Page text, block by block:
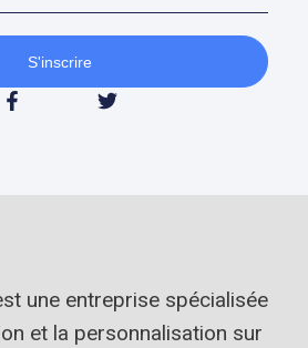
S'inscrire
une entreprise spécialisée
et la personnalisation sur